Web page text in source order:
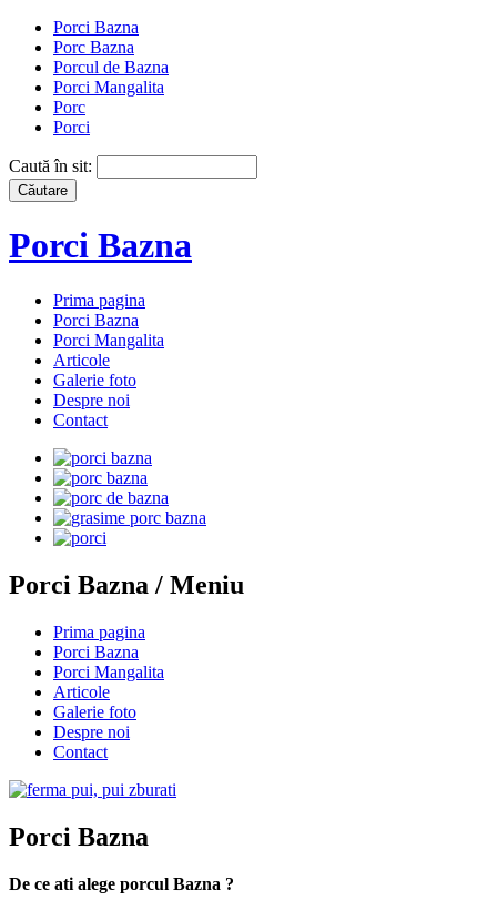
Porci Bazna
Porc Bazna
Porcul de Bazna
Porci Mangalita
Porc
Porci
Caută în sit:
Porci Bazna
Prima pagina
Porci Bazna
Porci Mangalita
Articole
Galerie foto
Despre noi
Contact
Porci Bazna / Meniu
Prima pagina
Porci Bazna
Porci Mangalita
Articole
Galerie foto
Despre noi
Contact
Porci Bazna
De ce ati alege porcul Bazna ?